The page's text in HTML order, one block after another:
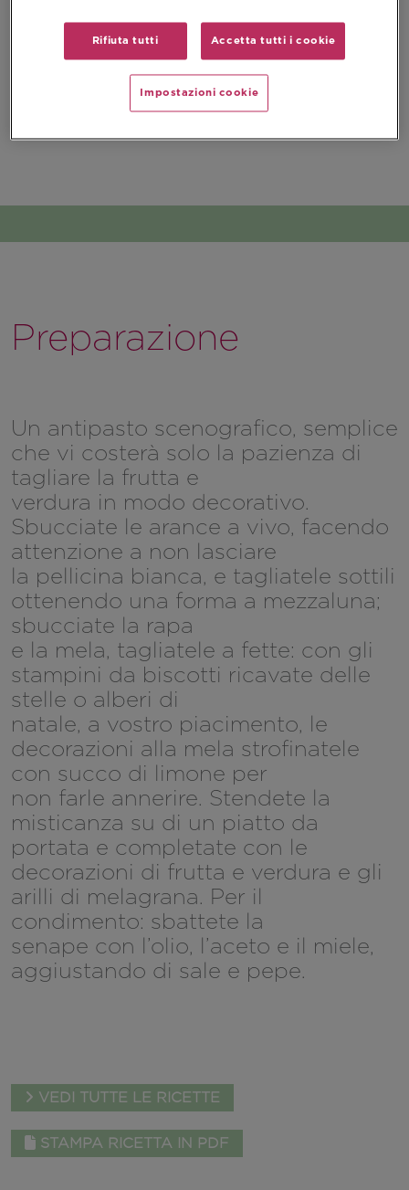
Preparazione
Un antipasto scenografico, semplice
che vi costerà solo la pazienza di
tagliare la frutta e
verdura in modo decorativo.
Sbucciate le arance a vivo, facendo
attenzione a non lasciare
la pellicina bianca, e tagliatele sottili
ottenendo una forma a mezzaluna;
sbucciate la rapa
e la mela, tagliatele a fette: con gli
stampini da biscotti ricavate delle
stelle o alberi di
natale, a vostro piacimento, le
decorazioni alla mela strofinatele
con succo di limone per
non farle annerire. Stendete la
misticanza su di un piatto da
portata e completate con le
decorazioni di frutta e verdura e gli
arilli di melagrana. Per il
condimento: sbattete la
senape con l’olio, l’aceto e il miele,
aggiustando di sale e pepe.
VEDI TUTTE LE RICETTE
STAMPA RICETTA IN PDF
Rifiuta tutti Accetta tutti i cookie
Impostazioni cookie